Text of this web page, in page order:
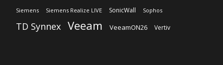
Siemens Siemens Realize LIVE SonicWall Sophos
TD Synnex Veeam VeeamON26 Vertiv